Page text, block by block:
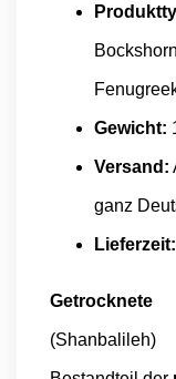
Gewicht:
Versand:
ganz
Lieferzeit: